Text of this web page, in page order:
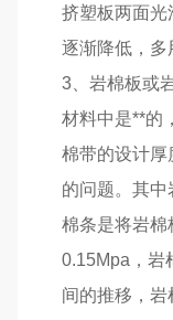
挤塑板两面光
逐渐降低，多
3、岩棉板或
材料中是**的
棉带的设计厚
的问题。其
棉条是将岩棉
0.15Mpa，岩
间的推移，